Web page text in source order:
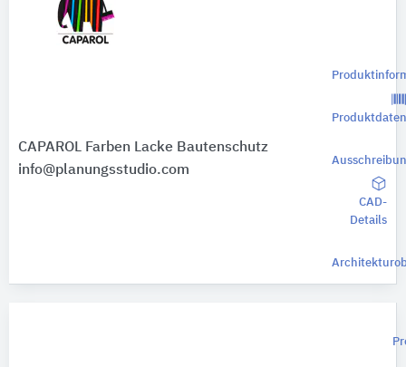
CAPAROL Farben Lacke Bautenschutz
info@planungsstudio.com
Produktdaten
CAD-
Details